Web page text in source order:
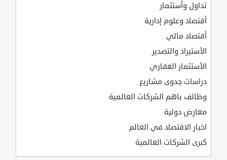
تداول وأستثمار
أقتصاد وعلوم إدارية
أقتصاد مالي
الأستيراد والتصدير
الأستثمار العقاري
دراسات جدوى مشاريع
وظائف باهم الشركات العالمية
معارض دولية
اخبار الاقتصاد في العالم
كبرى الشركات العالمية